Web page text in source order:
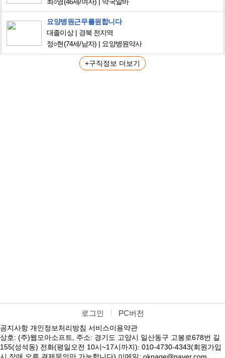
최○영(46세/여자) 약국알바
요양병원근무를원합니다
대졸이상
경북 전지역
정○현(74세/남자) 요양병원약사
+구직정보 더보기
로그인 PC버전
공지사항 개인정보처리방침 서비스이용약관
상호: (주)웹모아소프트, 주소: 경기도 고양시 일산동구 고봉로678번 길
155(성석동) 전화(평일오전 10시~17시까지): 010-4730-4343(회원가입